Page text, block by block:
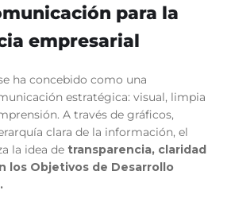
para la
empresarial
ha concebido como una
estratégica: visual, limpia
A través de gráficos,
clara de la información, el
la idea de transparencia, claridad
los Objetivos de Desarrollo